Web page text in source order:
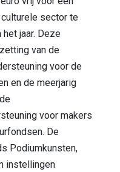
sector te
jaar. Deze
van de
voor de
en de meerjarig
voor makers
De
Podiumkunsten,
instellingen